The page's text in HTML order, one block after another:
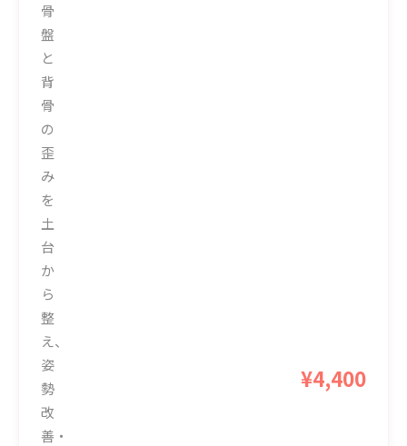
骨
盤
と
背
骨
の
歪
み
を
土
台
か
ら
整
え、
姿
勢
改
善・
¥4,400